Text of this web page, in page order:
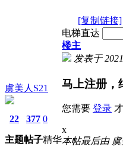
[复制链接]
虞美人S21
22
主题
377
帖子
0
精华
电梯直达
楼主
发表于
马上注册，
您需要 登录
x
本帖最后由 虞